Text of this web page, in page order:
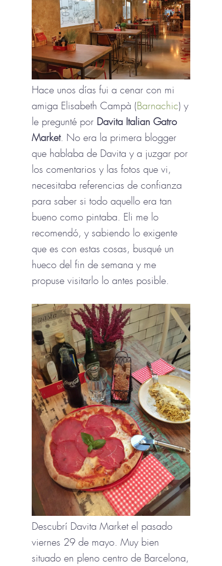
Hace unos días fui a cenar con mi
amiga Elisabeth Campà (Barnachic) y
le pregunté por Davita Italian Gatro
Market. No era la primera blogger
que hablaba de Davita y a juzgar por
los comentarios y las fotos que vi,
necesitaba referencias de confianza
para saber si todo aquello era tan
bueno como pintaba. Eli me lo
recomendó, y sabiendo lo exigente
que es con estas cosas, busqué un
hueco del fin de semana y me
propuse visitarlo lo antes posible.
Descubrí Davita Market el pasado
viernes 29 de mayo. Muy bien
situado en pleno centro de Barcelona,